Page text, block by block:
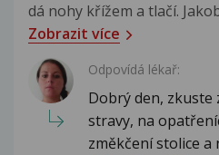
dá nohy křížem a tlačí.
Zobrazit více
Odpovídá lékař:
Dobrý den, zkuste
stravy, na
změkčení stolice a